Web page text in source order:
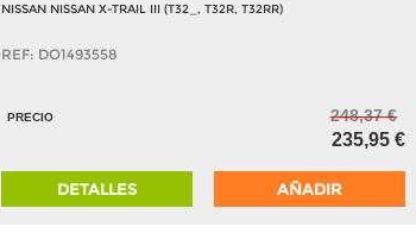
NISSAN NISSAN X-TRAIL III (T32_, T32R, T32RR)
REF: DO1493558
PRECIO 248,37 €
235,95 €
DETALLES AÑADIR